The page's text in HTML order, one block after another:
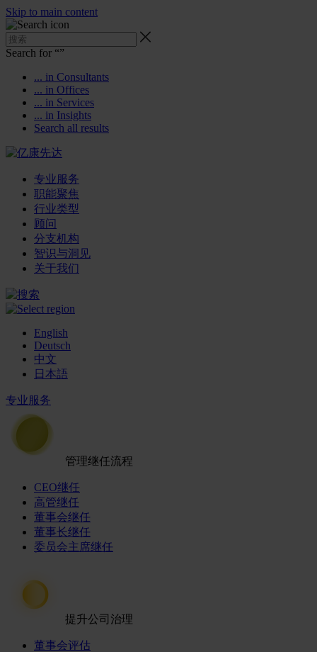
Skip to main content
Search for “”
... in Consultants
... in Offices
... in Services
... in Insights
Search all results
专业服务
职能聚焦
行业类型
顾问
分支机构
智识与洞见
关于我们
English
Deutsch
中文
日本語
专业服务
管理继任流程
CEO继任
高管继任
董事会继任
董事长继任
委员会主席继任
提升公司治理
董事会评估